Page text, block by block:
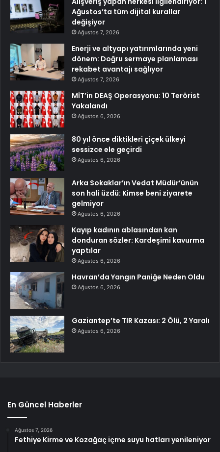
Ağustos’ta tüm dijital kurallar
değişiyor
Ağustos 7, 2026
Enerji ve altyapı yatırımlarında yeni
dönem: Doğru sermaye planlaması
rekabet avantajı sağlıyor
Ağustos 7, 2026
MİT’in DEAŞ Operasyonu: 10 Terörist
Yakalandı
Ağustos 6, 2026
80 yıl önce diktikleri çiçek ülkeyi
sessizce ele geçirdi
Ağustos 6, 2026
Arka Sokaklar’ın Vedat Müdür’ünün
son hali üzdü: Kimse beni ziyarete
gelmiyor
Ağustos 6, 2026
Kayıp kadının ablasından kan
donduran sözler: Kardeşimi kavurma
yaptılar
Ağustos 6, 2026
Havran’da Yangın Paniğe Neden Oldu
Ağustos 6, 2026
Gaziantep’te TIR Kazası: 2 Ölü, 2 Yaralı
Ağustos 6, 2026
En Güncel Haberler
Ağustos 7, 2026
Fethiye Kirme ve Kozağaç içme suyu hatları yenileniyor